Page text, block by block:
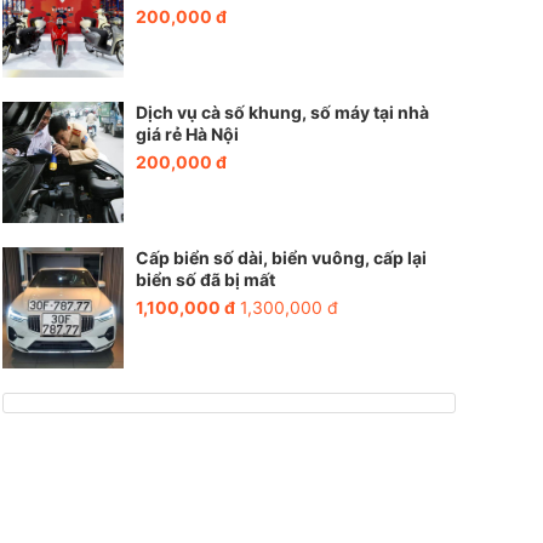
200,000 đ
Dịch vụ cà số khung, số máy tại nhà
giá rẻ Hà Nội
200,000 đ
Cấp biển số dài, biển vuông, cấp lại
biển số đã bị mất
1,100,000 đ 1,300,000 đ